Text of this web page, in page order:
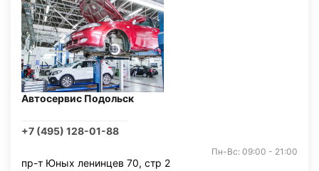
Автосервис Подольск
+7 (495) 128-01-88
Пн-Вс: 09:00 - 21:00
пр-т Юных ленинцев 70, стр 2